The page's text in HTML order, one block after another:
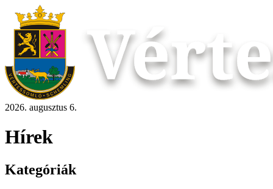
2026. augusztus 6.
Hírek
Kategóriák